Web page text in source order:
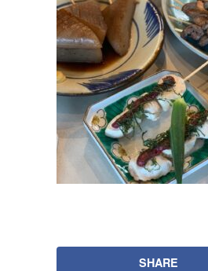
SHARE